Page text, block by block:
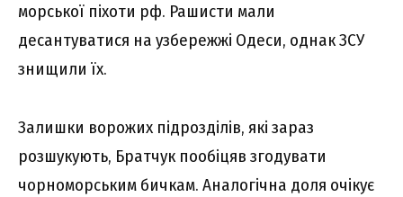
морської піхоти рф. Рашисти мали
десантуватися на узбережжі Одеси, однак ЗСУ
знищили їх.
Залишки ворожих підрозділів, які зараз
розшукують, Братчук пообіцяв згодувати
чорноморським бичкам. Аналогічна доля очікує